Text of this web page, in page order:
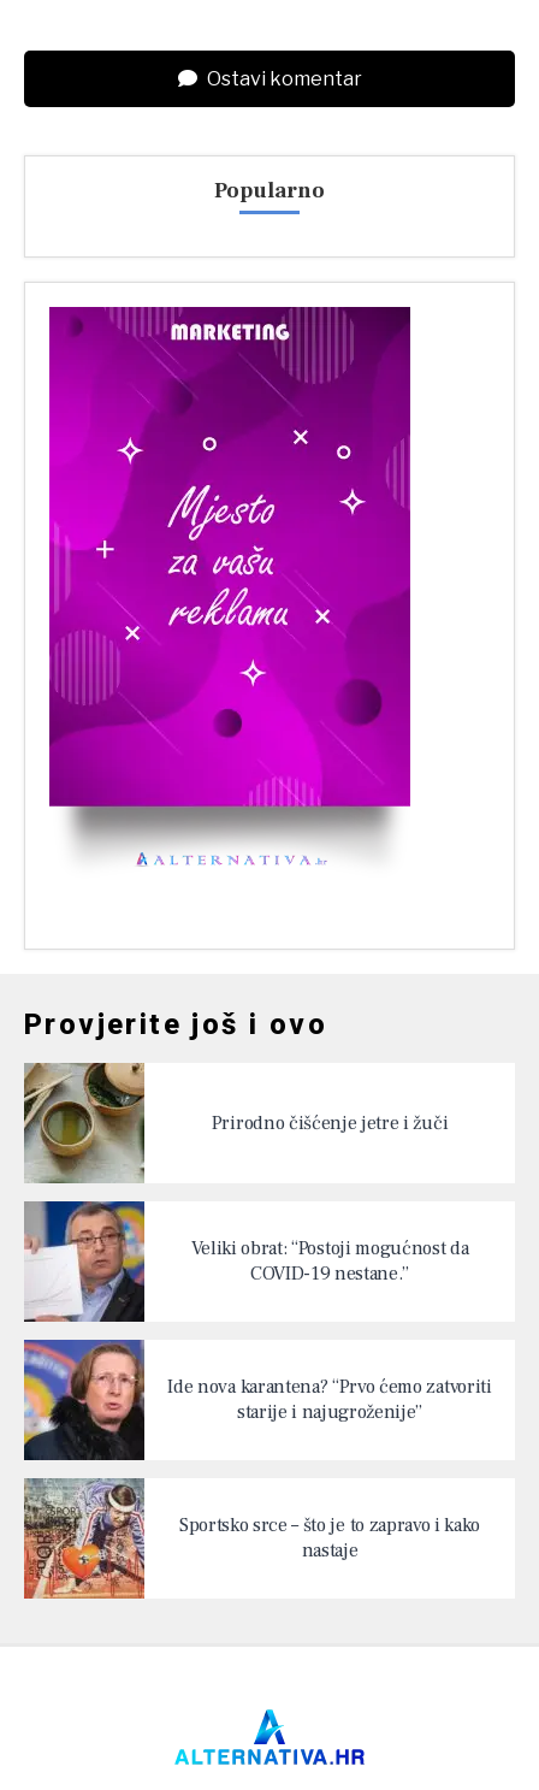
Ostavi komentar
Popularno
Provjerite još i ovo
Prirodno čišćenje jetre i žuči
Veliki obrat: “Postoji mogućnost da
COVID-19 nestane.”
Ide nova karantena? “Prvo ćemo zatvoriti
starije i najugroženije”
Sportsko srce – što je to zapravo i kako
nastaje